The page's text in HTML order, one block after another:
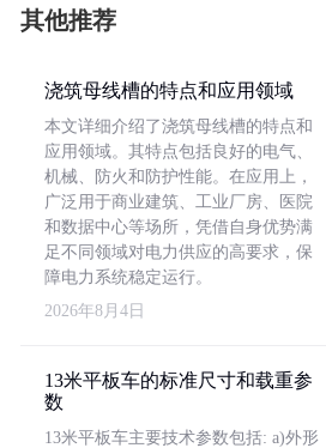
其他推荐
浇筑母线槽的特点和应用领域
本文详细介绍了浇筑母线槽的特点和
应用领域。其特点包括良好的电气、
机械、防火和防护性能。在应用上，
广泛用于商业建筑、工业厂房、医院
和数据中心等场所，凭借自身优势满
足不同领域对电力供应的高要求，保
障电力系统稳定运行。
2026年8月4日
13米平板车的标准尺寸和载重参
数
13米平板车主要技术参数包括: a)外形